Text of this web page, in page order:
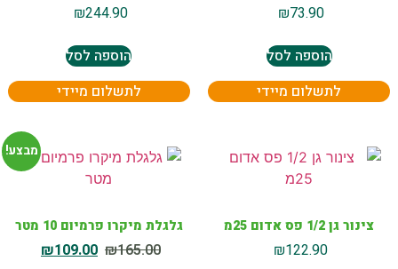
₪73.90
הוספה לסל
לתשלום מיידי
₪244.90
הוספה לסל
לתשלום מיידי
צינור גן 1/2 פס אדום 25מ
₪122.90
מבצע!
גלגלת מיקרו פרמיום 10 מטר
₪165.00
₪109.00